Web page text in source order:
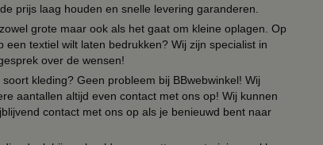
prijs laag houden en snelle levering garanderen.
grote maar ook als het gaat om kleine oplagen. Op
textiel wilt laten bedrukken? Wij zijn specialist in
over de wensen!
kleding? Geen probleem bij BBwebwinkel! Wij
aantallen altijd even contact met ons op! Wij kunnen
contact met ons op als je benieuwd bent naar